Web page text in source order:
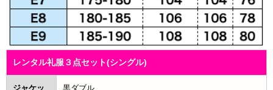
レンタル礼服３点セット(シングル)
ジャケッ
黒ダブル